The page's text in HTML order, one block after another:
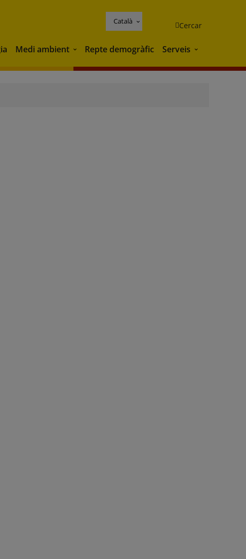
Català Cercar
Medi ambient Medi ambient
Repte demogràfic Serveis Serveis